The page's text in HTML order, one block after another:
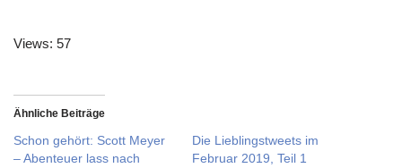
Views: 57
Ähnliche Beiträge
Schon gehört: Scott Meyer
– Abenteuer lass nach
Die Lieblingstweets im
Februar 2019, Teil 1